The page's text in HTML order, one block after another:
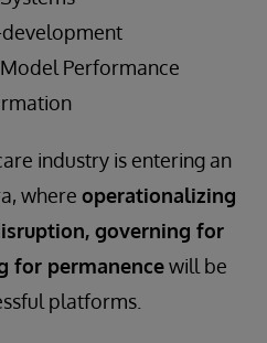
development
Performance
industry is entering an
where operationalizing
governing for
for permanencewill be
platforms.